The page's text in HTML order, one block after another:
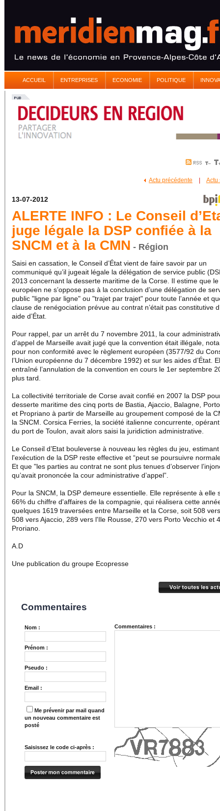
ACCUEIL ENTREPRISES ECONOMIE POLITIQUE
Actu précédente Actu
13-07-2012
ALERTE INFO : Le Conseil
juge légale la DSP confiée à la
SNCM et à la CMN - Région
Saisi en cassation, le Conseil d’État vient de faire savoir par un
communiqué qu’il jugeait légale la délégation de service public
2013 concernant la desserte maritime de la Corse. Il estime que
européen ne s’oppose pas à la conclusion d’une délégation de
public "ligne par ligne" ou "trajet par trajet" pour toute l’année et
clause de renégociation prévue au contrat n’était pas constitutive
aide d’État.
Pour rappel, par un arrêt du 7 novembre 2011, la cour
d’appel de Marseille avait jugé que la convention était illégale,
pour non conformité avec le règlement européen (3577/92 du
l’Union européenne du 7 décembre 1992) et sur les aides d’État.
entraîné l’annulation de la convention en cours le 1er septembre
plus tard.
La collectivité territoriale de Corse avait confié en 2007 la DSP
desserte maritime des cinq ports de Bastia, Ajaccio, Balagne,
et Propriano à partir de Marseille au groupement composé de la
la SNCM. Corsica Ferries, la société italienne concurrente,
du port de Toulon, avait alors saisi la juridiction administrative.
Le Conseil d’Etat bouleverse à nouveau les règles du jeu,
l'exécution de la DSP reste effective et “peut se poursuivre
Et que "les parties au contrat ne sont plus tenues d’observer
qu’avait prononcée la cour administrative d’appel”.
Pour la SNCM, la DSP demeure essentielle. Elle représente à elle
66% du chiffre d'affaires de la compagnie, qui réalisera cette
quelques 1619 traversées entre Marseille et la Corse, soit 508
508 vers Ajaccio, 289 vers l'Ile Rousse, 270 vers Porto Vecchio et
Proriano.
A.D
Une publication du groupe Ecopresse
Commentaires
Nom :
Prénom :
Pseudo :
Email :
Me prévenir par mail quand
un nouveau commentaire est
posté
Saisissez le code ci-après :
Commentaires :